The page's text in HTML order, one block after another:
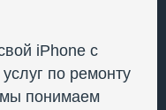
iPhone с
по ремонту
понимаем